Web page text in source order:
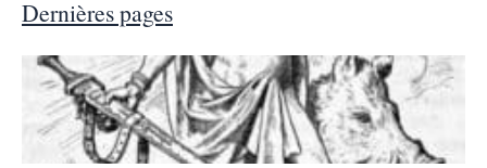
Dernières pages